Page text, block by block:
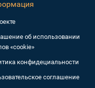
об использовании
«cookie»
конфидециальности
соглашение